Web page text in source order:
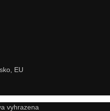
EU
vyhrazena